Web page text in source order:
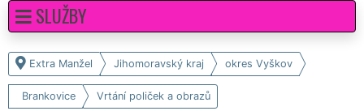
Extra Manžel Jihomoravský kraj okres Vyškov
Brankovice Vrtání poliček a obrazů
SLUŽBY